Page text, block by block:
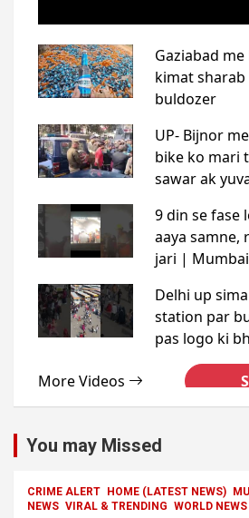
You may Missed
CRIME ALERT HOME (LATEST NEWS)
NEWS VIRAL & TRENDING WORLD NEWS